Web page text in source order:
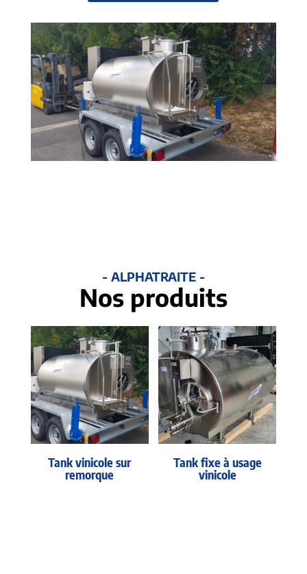
- ALPHATRAITE -
Nos produits
Tank vinicole sur
remorque
Tank fixe à usage
vinicole